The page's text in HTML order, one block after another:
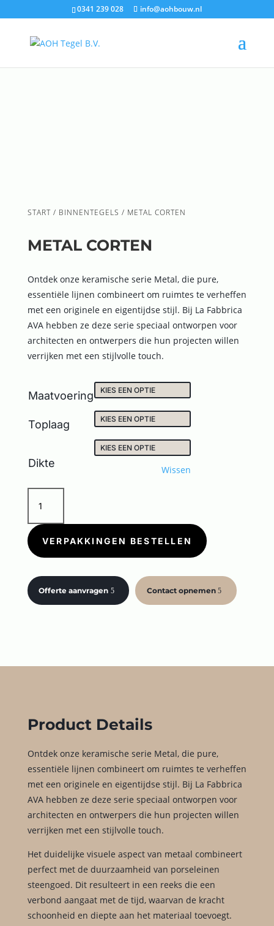
0341 239 028 info@aohbouw.nl
START/ BINNENTEGELS / METAL CORTEN
METAL CORTEN
Ontdek onze keramische serie Metal, die pure,
essentiële lijnen combineert om ruimtes te verheffen
met een originele en eigentijdse stijl. Bij La Fabbrica
AVA hebben ze deze serie speciaal ontworpen voor
architecten en ontwerpers die hun projecten willen
verrijken met een stijlvolle touch.
Maatvoering
Toplaag
Dikte
Wissen
CORTEN
aantal
VERPAKKINGEN BESTELLEN
Offerte aanvragen Contact opnemen
Product Details
Ontdek onze keramische serie Metal, die pure,
essentiële lijnen combineert om ruimtes te verheffen
met een originele en eigentijdse stijl. Bij La Fabbrica
AVA hebben ze deze serie speciaal ontworpen voor
architecten en ontwerpers die hun projecten willen
verrijken met een stijlvolle touch.
Het duidelijke visuele aspect van metaal combineert
perfect met de duurzaamheid van porseleinen
steengoed. Dit resulteert in een reeks die een
verbond aangaat met de tijd, waarvan de kracht
schoonheid en diepte aan het materiaal toevoegt.